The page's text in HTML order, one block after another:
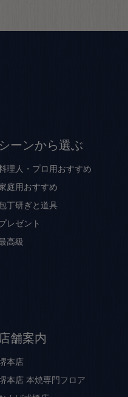
シーンから選ぶ
理人・プロ用おすすめ
庭用おすすめ
丁研ぎと道具
レゼント
高級
店舗案内
本店
本店 本焼専門フロア